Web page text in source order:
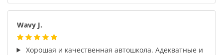
Wavy J.
Хорошая и качественная автошкола. Адекватные и